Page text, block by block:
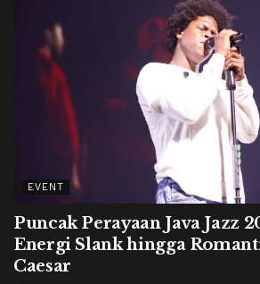
EVENT
Puncak Perayaan Java Jazz
Energi Slank hingga
Caesar